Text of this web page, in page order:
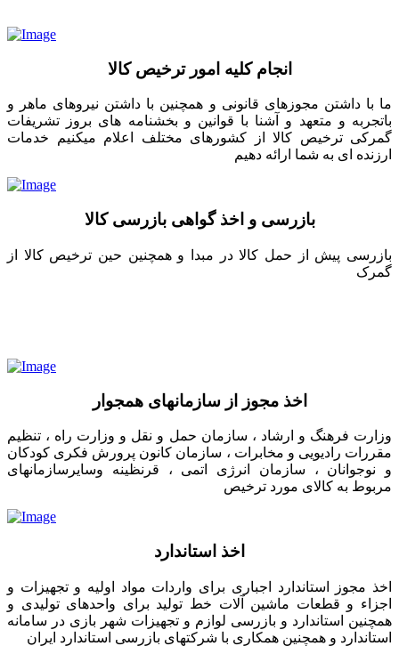
انجام کلیه امور ترخیص کالا
ما با داشتن مجوزهای قانونی و همچنین با داشتن نیروهای ماهر و
باتجربه و متعهد و آشنا با قوانین و بخشنامه های بروز تشریفات
گمرکی ترخیص کالا از کشورهای مختلف اعلام میکنیم خدمات
ارزنده ای به شما ارائه دهیم
بازرسی و اخذ گواهی بازرسی کالا
بازرسی پیش از حمل کالا در مبدا و همچنین حین ترخیص کالا از
گمرک
اخذ مجوز از سازمانهای همجوار
وزارت فرهنگ و ارشاد ، سازمان حمل و نقل و وزارت راه ، تنظیم
مقررات رادیویی و مخابرات ، سازمان کانون پرورش فکری کودکان
و نوجوانان ، سازمان انرژی اتمی ، قرنظینه وسایرسازمانهای
مربوط به کالای مورد ترخیص
اخذ استاندارد
اخذ مجوز استاندارد اجباری برای واردات مواد اولیه و تجهیزات و
اجزاء و قطعات ماشین آلات خط تولید برای واحدهای تولیدی و
همچنین استاندارد و بازرسی لوازم و تجهیزات شهر بازی در سامانه
استاندارد و همچنین همکاری با شرکتهای بازرسی استاندارد ایران